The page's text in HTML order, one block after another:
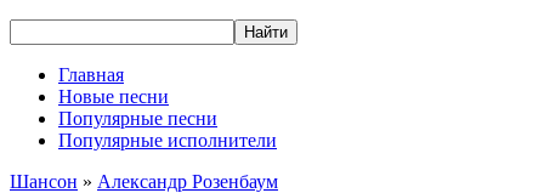
Главная
Новые песни
Популярные песни
Популярные исполнители
Шансон » Александр Розенбаум